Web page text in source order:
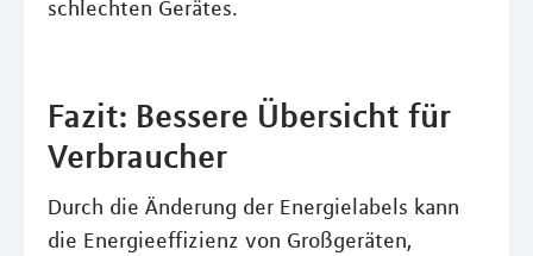
schlechten Gerätes.
Fazit: Bessere Übersicht für
Verbraucher
Durch die Änderung der Energielabels kann
die Energieeffizienz von Großgeräten,